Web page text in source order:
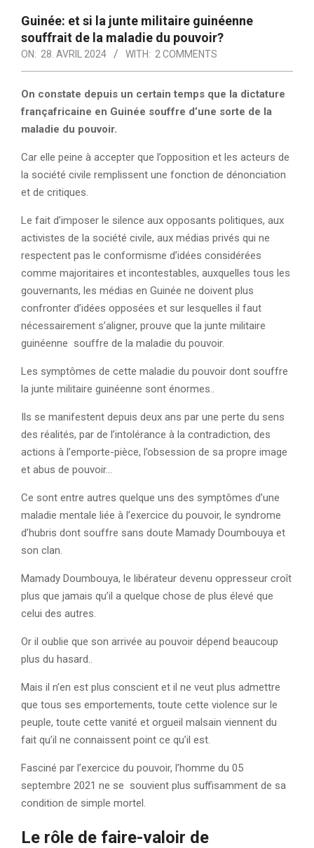
Guinée: et si la junte militaire guinéenne
souffrait de la maladie du pouvoir?
ON: 28. AVRIL 2024 WITH: 2 COMMENTS
On constate depuis un certain temps que la dictature
françafricaine en Guinée souffre d’une sorte de la
maladie du pouvoir.
Car elle peine à accepter que l’opposition et les acteurs de
la société civile remplissent une fonction de dénonciation
et de critiques.
Le fait d’imposer le silence aux opposants politiques, aux
activistes de la société civile, aux médias privés qui ne
respectent pas le conformisme d’idées considérées
comme majoritaires et incontestables, auxquelles tous les
gouvernants, les médias en Guinée ne doivent plus
confronter d’idées opposées et sur lesquelles il faut
nécessairement s’aligner, prouve que la junte militaire
guinéenne souffre de la maladie du pouvoir.
Les symptômes de cette maladie du pouvoir dont souffre
la junte militaire guinéenne sont énormes..
Ils se manifestent depuis deux ans par une perte du sens
des réalités, par de l’intolérance à la contradiction, des
actions à l’emporte-pièce, l’obsession de sa propre image
et abus de pouvoir…
Ce sont entre autres quelque uns des symptômes d’une
maladie mentale liée à l’exercice du pouvoir, le syndrome
d’hubris dont souffre sans doute Mamady Doumbouya et
son clan.
Mamady Doumbouya, le libérateur devenu oppresseur croît
plus que jamais qu’il a quelque chose de plus élevé que
celui des autres.
Or il oublie que son arrivée au pouvoir dépend beaucoup
plus du hasard..
Mais il n’en est plus conscient et il ne veut plus admettre
que tous ses emportements, toute cette violence sur le
peuple, toute cette vanité et orgueil malsain viennent du
fait qu’il ne connaissent point ce qu’il est.
Fasciné par l’exercice du pouvoir, l’homme du 05
septembre 2021 ne se souvient plus suffisamment de sa
condition de simple mortel.
Le rôle de faire-valoir de